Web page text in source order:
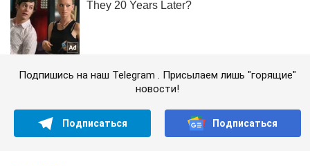
Подпишись на наш Telegram . Присылаем лишь "горящие"
новости!
Подписаться Подписаться